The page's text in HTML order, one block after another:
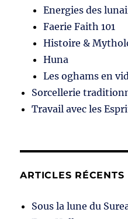
Energies des
Faerie Faith 101
Histoire &
Huna
Les oghams en
Sorcellerie
Travail avec les
ARTICLES RÉCENTS
Sous la lune du